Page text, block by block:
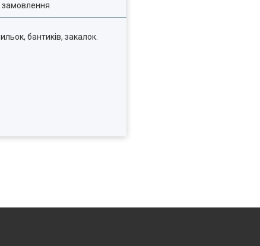
замовлення
бантиків, закалок.